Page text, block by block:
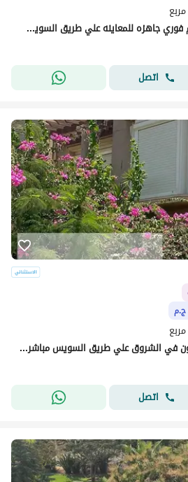
بسعر قديم فيلا لقطه استلام فوري جاهزه للمعاينه علي طريق السويس وبالتقسيط المريح في السداد
اتصل
فيلا هتستلمها بمقدم 6 مليون في الشروق علي طريق السويس مباشرة امام مدينتي2
اتصل